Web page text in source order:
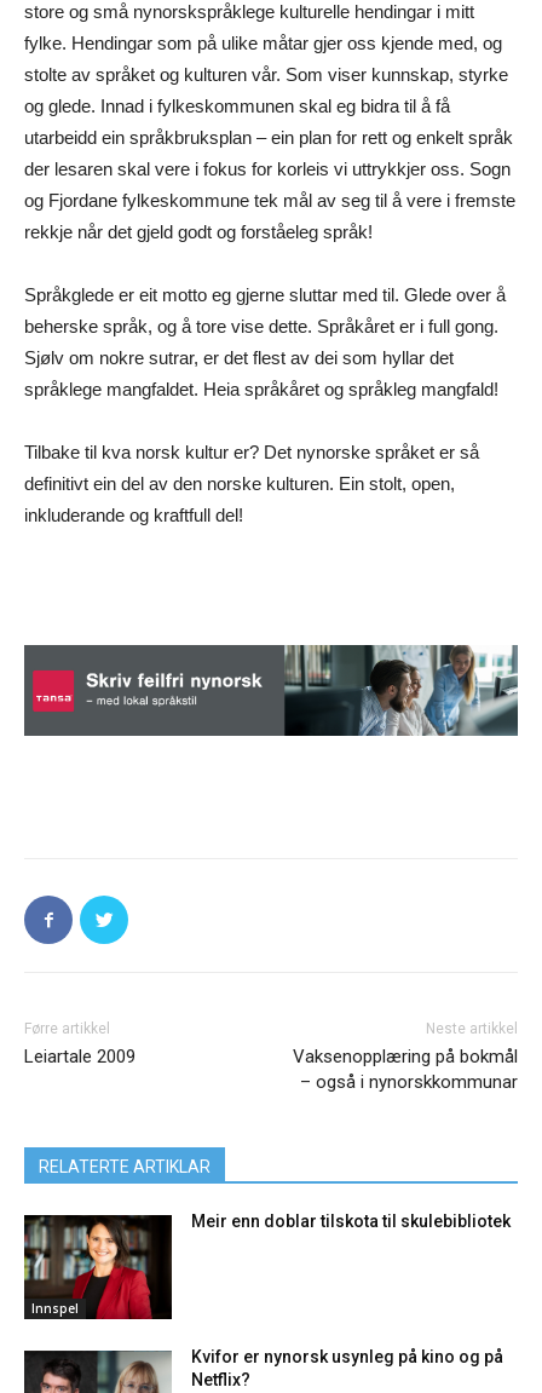
store og små nynorskspråklege kulturelle hendingar i mitt
fylke. Hendingar som på ulike måtar gjer oss kjende med, og
stolte av språket og kulturen vår. Som viser kunnskap, styrke
og glede. Innad i fylkeskommunen skal eg bidra til å få
utarbeidd ein språkbruksplan – ein plan for rett og enkelt språk
der lesaren skal vere i fokus for korleis vi uttrykkjer oss. Sogn
og Fjordane fylkeskommune tek mål av seg til å vere i fremste
rekkje når det gjeld godt og forståeleg språk!
Språkglede er eit motto eg gjerne sluttar med til. Glede over å
beherske språk, og å tore vise dette. Språkåret er i full gong.
Sjølv om nokre sutrar, er det flest av dei som hyllar det
språklege mangfaldet. Heia språkåret og språkleg mangfald!
Tilbake til kva norsk kultur er? Det nynorske språket er så
definitivt ein del av den norske kulturen. Ein stolt, open,
inkluderande og kraftfull del!
Førre artikkel
Leiartale 2009
Neste artikkel
Vaksenopplæring på bokmål
– også i nynorskkommunar
RELATERTE ARTIKLAR
Innspel
Meir enn doblar tilskota til skulebibliotek
Kvifor er nynorsk usynleg på kino og på
Netflix?